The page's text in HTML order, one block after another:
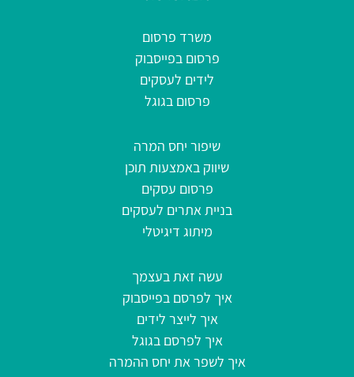
משרד פרסום
פרסום בפייסבוק
לידים לעסקים
פרסום בגוגל
שיפור יחס המרה
שיווק באמצעות תוכן
פרסום עסקים
בניית אתרים לעסקים
מיתוג דיגיטלי
עשה זאת בעצמך
איך לפרסם בפייסבוק
איך לייצר לידים
איך לפרסם בגוגל
איך לשפר את יחס ההמרה